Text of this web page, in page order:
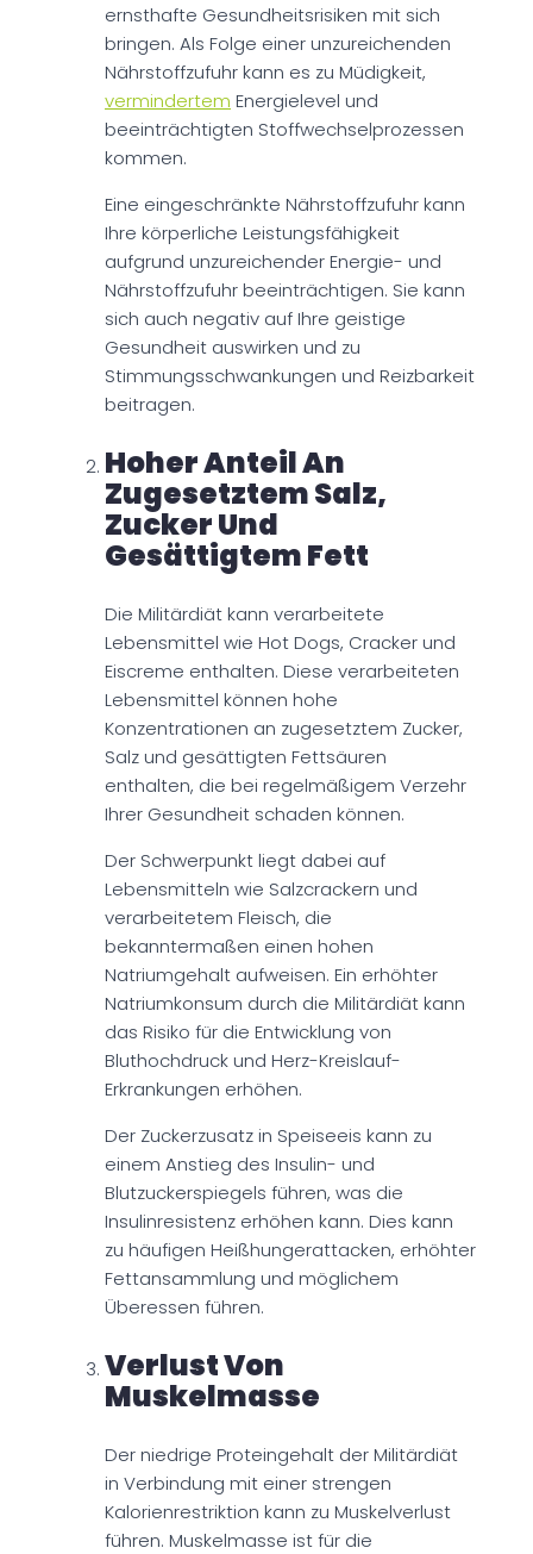
ernsthafte Gesundheitsrisiken mit sich
bringen. Als Folge einer unzureichenden
Nährstoffzufuhr kann es zu Müdigkeit,
vermindertem Energielevel und
beeinträchtigten Stoffwechselprozessen
kommen.
Eine eingeschränkte Nährstoffzufuhr kann
Ihre körperliche Leistungsfähigkeit
aufgrund unzureichender Energie- und
Nährstoffzufuhr beeinträchtigen. Sie kann
sich auch negativ auf Ihre geistige
Gesundheit auswirken und zu
Stimmungsschwankungen und Reizbarkeit
beitragen.
Hoher Anteil An
Zugesetztem Salz,
Zucker Und
Gesättigtem Fett
Die Militärdiät kann verarbeitete
Lebensmittel wie Hot Dogs, Cracker und
Eiscreme enthalten. Diese verarbeiteten
Lebensmittel können hohe
Konzentrationen an zugesetztem Zucker,
Salz und gesättigten Fettsäuren
enthalten, die bei regelmäßigem Verzehr
Ihrer Gesundheit schaden können.
Der Schwerpunkt liegt dabei auf
Lebensmitteln wie Salzcrackern und
verarbeitetem Fleisch, die
bekanntermaßen einen hohen
Natriumgehalt aufweisen. Ein erhöhter
Natriumkonsum durch die Militärdiät kann
das Risiko für die Entwicklung von
Bluthochdruck und Herz-Kreislauf-
Erkrankungen erhöhen.
Der Zuckerzusatz in Speiseeis kann zu
einem Anstieg des Insulin- und
Blutzuckerspiegels führen, was die
Insulinresistenz erhöhen kann. Dies kann
zu häufigen Heißhungerattacken, erhöhter
Fettansammlung und möglichem
Überessen führen.
Verlust Von
Muskelmasse
Der niedrige Proteingehalt der Militärdiät
in Verbindung mit einer strengen
Kalorienrestriktion kann zu Muskelverlust
führen. Muskelmasse ist für die